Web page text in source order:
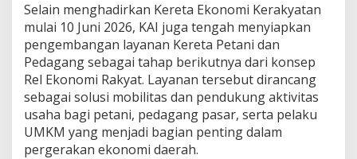
Selain menghadirkan Kereta Ekonomi Kerakyatan
mulai 10 Juni 2026, KAI juga tengah menyiapkan
pengembangan layanan Kereta Petani dan
Pedagang sebagai tahap berikutnya dari konsep
Rel Ekonomi Rakyat. Layanan tersebut dirancang
sebagai solusi mobilitas dan pendukung aktivitas
usaha bagi petani, pedagang pasar, serta pelaku
UMKM yang menjadi bagian penting dalam
pergerakan ekonomi daerah.